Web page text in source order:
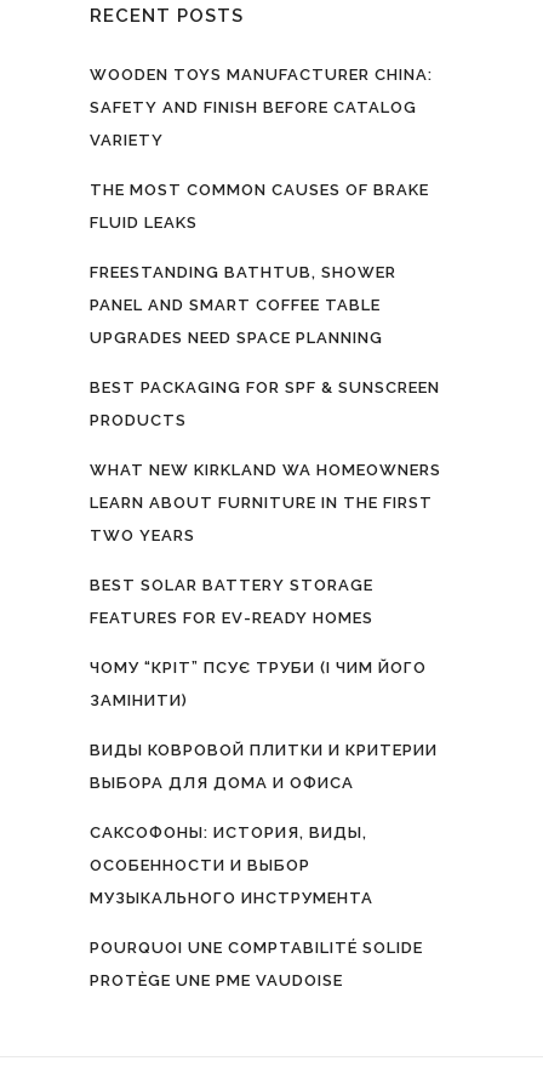
RECENT POSTS
WOODEN TOYS MANUFACTURER CHINA:
SAFETY AND FINISH BEFORE CATALOG
VARIETY
THE MOST COMMON CAUSES OF BRAKE
FLUID LEAKS
FREESTANDING BATHTUB, SHOWER
PANEL AND SMART COFFEE TABLE
UPGRADES NEED SPACE PLANNING
BEST PACKAGING FOR SPF & SUNSCREEN
PRODUCTS
WHAT NEW KIRKLAND WA HOMEOWNERS
LEARN ABOUT FURNITURE IN THE FIRST
TWO YEARS
BEST SOLAR BATTERY STORAGE
FEATURES FOR EV-READY HOMES
ЧОМУ “КРІТ” ПСУЄ ТРУБИ (І ЧИМ ЙОГО
ЗАМІНИТИ)
ВИДЫ КОВРОВОЙ ПЛИТКИ И КРИТЕРИИ
ВЫБОРА ДЛЯ ДОМА И ОФИСА
САКСОФОНЫ: ИСТОРИЯ, ВИДЫ,
ОСОБЕННОСТИ И ВЫБОР
МУЗЫКАЛЬНОГО ИНСТРУМЕНТА
POURQUOI UNE COMPTABILITÉ SOLIDE
PROTÈGE UNE PME VAUDOISE